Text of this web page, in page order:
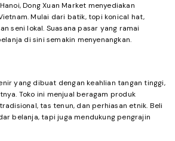
Dong Xuan Market menyediakan
Mulai dari batik, topi konical hat,
seni lokal. Suasana pasar yang ramai
di sini semakin menyenangkan.
yang dibuat dengan keahlian tangan tinggi,
Toko ini menjual beragam produk
tas tenun, dan perhiasan etnik. Beli
belanja, tapi juga mendukung pengrajin